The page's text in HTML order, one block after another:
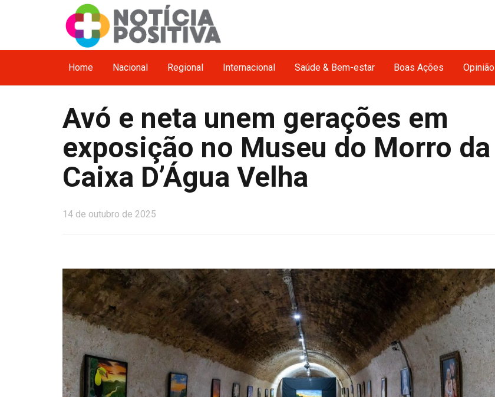
Home Nacional Regional Internacional Saúde & Bem-estar Boas Ações Opinião
Avó e neta unem gerações em
exposição no Museu do Morro da
Caixa D’Água Velha
14 de outubro de 2025